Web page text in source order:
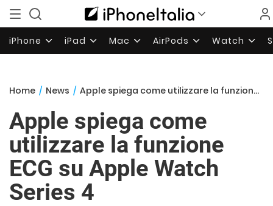
iPhone iPad Mac AirPods Watch
Home / News / Apple spiega come utilizzare la funzione ECG su Apple Watch Series 4
Apple spiega come
utilizzare la funzione
ECG su Apple Watch
Series 4